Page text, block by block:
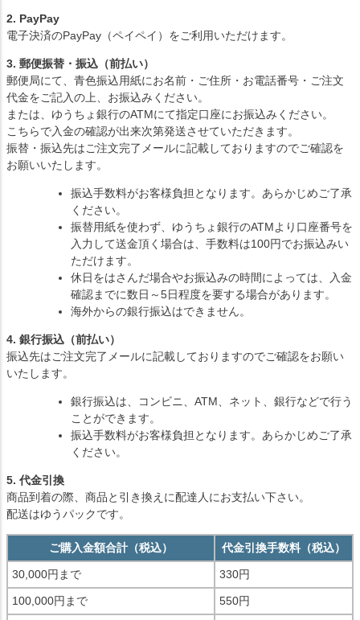
2. PayPay
電子決済のPayPay（ペイペイ）をご利用いただけます。
3. 郵便振替・振込（前払い）
郵便局にて、青色振込用紙にお名前・ご住所・お電話番号・ご注文
代金をご記入の上、お振込みください。
または、ゆうちょ銀行のATMにて指定口座にお振込みください。
こちらで入金の確認が出来次第発送させていただきます。
振替・振込先はご注文完了メールに記載しておりますのでご確認を
お願いいたします。
振込手数料がお客様負担となります。あらかじめご了承
ください。
振替用紙を使わず、ゆうちょ銀行のATMより口座番号を
入力して送金頂く場合は、手数料は100円でお振込みい
ただけます。
休日をはさんだ場合やお振込みの時間によっては、入金
確認までに数日～5日程度を要する場合があります。
海外からの銀行振込はできません。
4. 銀行振込（前払い）
振込先はご注文完了メールに記載しておりますのでご確認をお願い
いたします。
銀行振込は、コンビニ、ATM、ネット、銀行などで行う
ことができます。
振込手数料がお客様負担となります。あらかじめご了承
ください。
5. 代金引換
商品到着の際、商品と引き換えに配達人にお支払い下さい。
配送はゆうパックです。
ご購入金額合計（税込） 代金引換手数料（税込）
30,000円まで 330円
100,000円まで 550円